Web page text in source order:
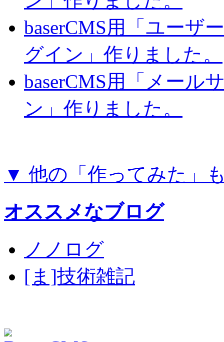
baserCMS用「ユーザ
グイン」作りました。
baserCMS用「メール
ン」作りました。
▼ 他の「作ってみた」
オススメなブログ
ノノログ
[ま]技術雑記